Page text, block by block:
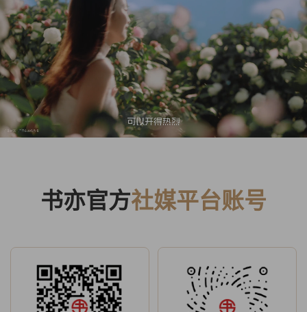
书亦官方社媒平台账号